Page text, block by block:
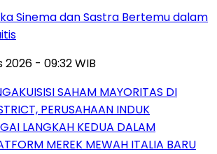
Sinema dan Sastra Bertemu dalam
- 09:32 WIB
SAHAM MAYORITAS DI
PERUSAHAAN INDUK
LANGKAH KEDUA DALAM
MEREK MEWAH ITALIA BARU